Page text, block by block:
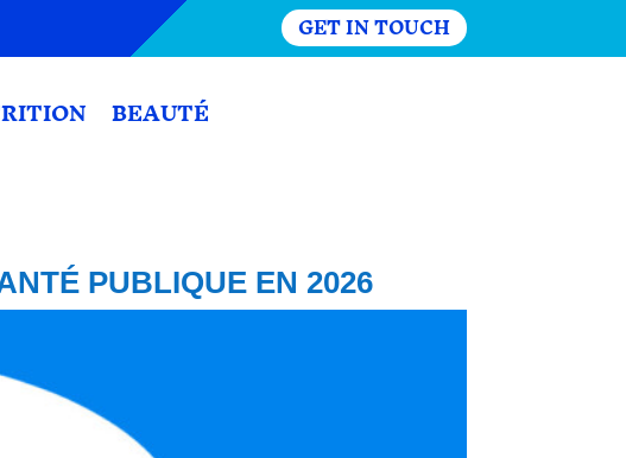
GET IN TOUCH
BEAUTÉ
PUBLIQUE EN 2026